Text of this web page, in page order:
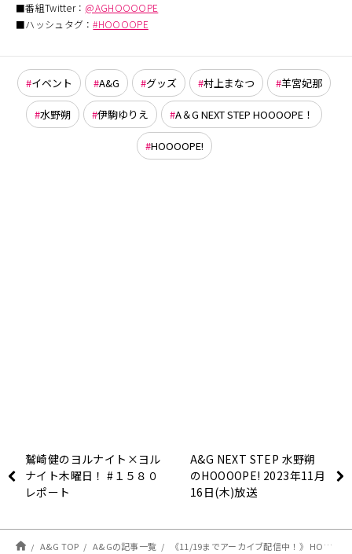
■番組Twitter： @AGHOOOOPE
■ハッシュタグ：#HOOOOPE
イベント A&G グッズ 村上まなつ 羊宮妃那
水野朔 伊駒ゆりえ A＆G NEXT STEP HOOOOPE！
HOOOOPE!
鷲崎健のヨルナイト×ヨル
ナイト木曜日！ #１５８０
レポート
A&G NEXT STEP 水野朔
のHOOOOPE! 2023年11月
16日(木)放送
A&G TOP A&Gの記事一覧 《11/19までアーカイブ配信中！》 HOOOOPE! 番組イベント「1st MEEEETING!」の模様をチェック！【DAY2】